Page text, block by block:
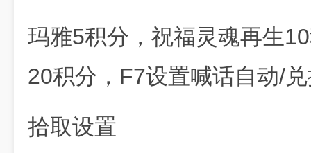
玛雅5积分，祝福灵魂再生
20积分，F7设置喊话自动/
拾取设置